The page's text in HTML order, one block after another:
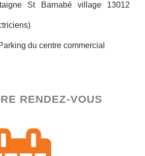
St Barnabé village 13012
du centre commercial
RENDEZ-VOUS